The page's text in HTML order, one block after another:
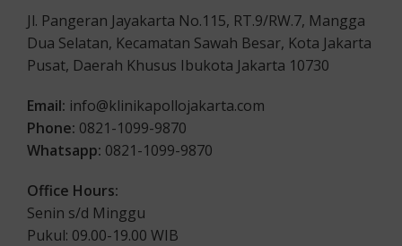
Jl. Pangeran Jayakarta No.115, RT.9/RW.7, Mangga
Dua Selatan, Kecamatan Sawah Besar, Kota Jakarta
Pusat, Daerah Khusus Ibukota Jakarta 10730
Email: info@klinikapollojakarta.com
Phone: 0821-1099-9870
Whatsapp: 0821-1099-9870
Office Hours:
Senin s/d Minggu
Pukul: 09.00-19.00 WIB